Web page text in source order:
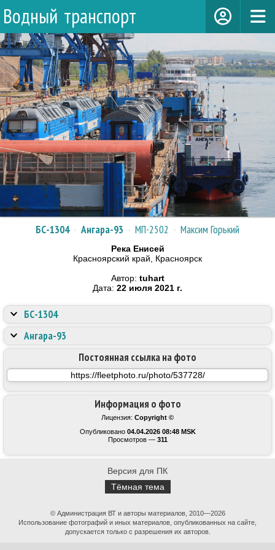
Водный транспорт
БС-1304· Ангара-93 · МП-2502 · Максим Горький
Река Енисей
Красноярский край, Красноярск
Автор: tuhart
Дата: 22 июля 2021 г.
Информация о фото
Лицензия: Copyright ©
Опубликовано 04.04.2026 08:48 MSK
Просмотров — 311
Постоянная ссылка на фото
БС-1304
Ангара-93
Версия для ПК
Тёмная тема
© Администрация ВТ и авторы материалов, 2010—2026
Использование фотографий и иных материалов, опубликованных на сайте,
допускается только с разрешения их авторов.